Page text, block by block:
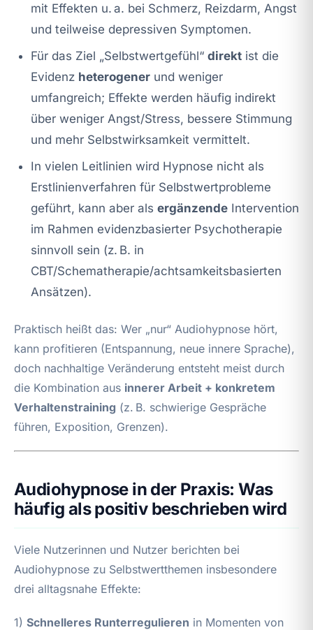
mit Effekten u. a. bei Schmerz, Reizdarm, Angst
und teilweise depressiven Symptomen.
Für das Ziel „Selbstwertgefühl“ direkt ist die
Evidenz heterogener und weniger
umfangreich; Effekte werden häufig indirekt
über weniger Angst/Stress, bessere Stimmung
und mehr Selbstwirksamkeit vermittelt.
In vielen Leitlinien wird Hypnose nicht als
Erstlinienverfahren für Selbstwertprobleme
geführt, kann aber als ergänzende Intervention
im Rahmen evidenzbasierter Psychotherapie
sinnvoll sein (z. B. in
CBT/Schematherapie/achtsamkeitsbasierten
Ansätzen).
Praktisch heißt das: Wer „nur“ Audiohypnose hört,
kann profitieren (Entspannung, neue innere Sprache),
doch nachhaltige Veränderung entsteht meist durch
die Kombination aus innerer Arbeit + konkretem
Verhaltenstraining (z. B. schwierige Gespräche
führen, Exposition, Grenzen).
Audiohypnose in der Praxis: Was
häufig als positiv beschrieben wird
Viele Nutzerinnen und Nutzer berichten bei
Audiohypnose zu Selbstwertthemen insbesondere
drei alltagsnahe Effekte:
1) Schnelleres Runterregulieren in Momenten von